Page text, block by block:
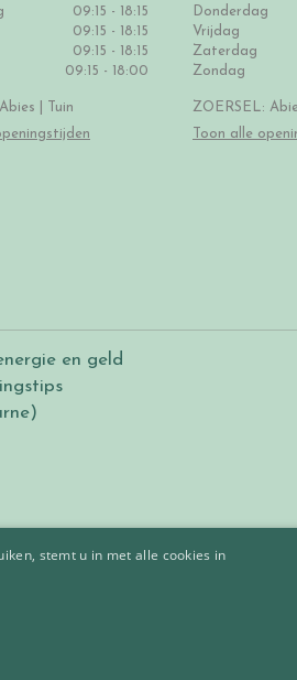
09:15 - 18:15
09:15 - 18:15
09:15 - 18:15
09:15 - 18:00
| Tuin
Donderdag
Vrijdag
Zaterdag
Zondag
ZOERSEL:
Toon alle
en geld
stemt u in met alle cookies in